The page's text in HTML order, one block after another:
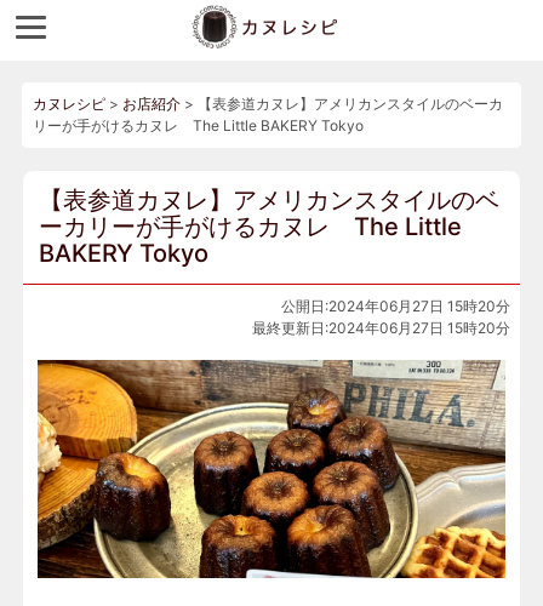
カヌレシピ> お店紹介>
【表参道カヌレ】アメリカンスタイルのベーカ
リーが手がけるカヌレ The Little BAKERY Tokyo
【表参道カヌレ】アメリカンスタイルのベ
ーカリーが手がけるカヌレ The Little
BAKERY Tokyo
公開日:2024年06月27日 15時20分
最終更新日:2024年06月27日 15時20分